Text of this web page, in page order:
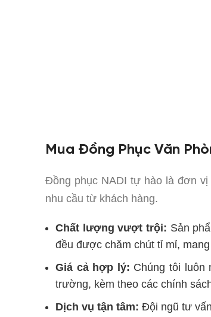
Mua Đồng Phục Văn
Đồng phục NADI tự hào là đơn
nhu cầu từ khách hàng.
Chất lượng vượt trội: Sản
đều được chăm chút tỉ mỉ,
Giá cả hợp lý: Chúng tôi luôn
trường, kèm theo các chính
Dịch vụ tận tâm: Đội ngũ tư